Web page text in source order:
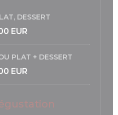
DESSERT
EUR
PLAT + DESSERT
EUR